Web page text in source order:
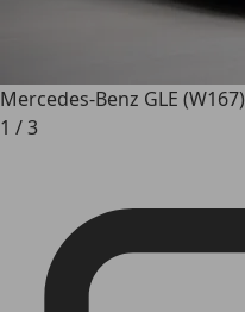
Mercedes-Benz GLE (W167)
1 /3